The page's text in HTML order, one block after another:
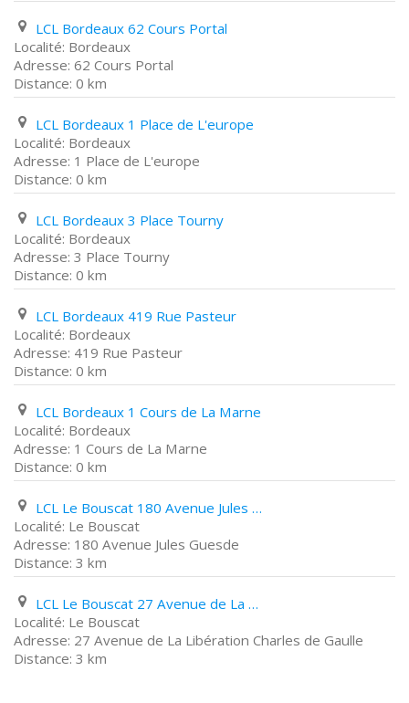
LCL Bordeaux 62 Cours Portal
Bordeaux
62 Cours Portal
0 km
LCL Bordeaux 1 Place de L'europe
Bordeaux
1 Place de L'europe
0 km
LCL Bordeaux 3 Place Tourny
Bordeaux
3 Place Tourny
0 km
LCL Bordeaux 419 Rue Pasteur
Bordeaux
419 Rue Pasteur
0 km
LCL Bordeaux 1 Cours de La Marne
Bordeaux
1 Cours de La Marne
0 km
LCL Le Bouscat 180 Avenue Jules Guesde
Le Bouscat
180 Avenue Jules Guesde
3 km
LCL Le Bouscat 27 Avenue de La Libération Charles de Gaulle
Le Bouscat
27 Avenue de La Libération Charles de Gaulle
3 km